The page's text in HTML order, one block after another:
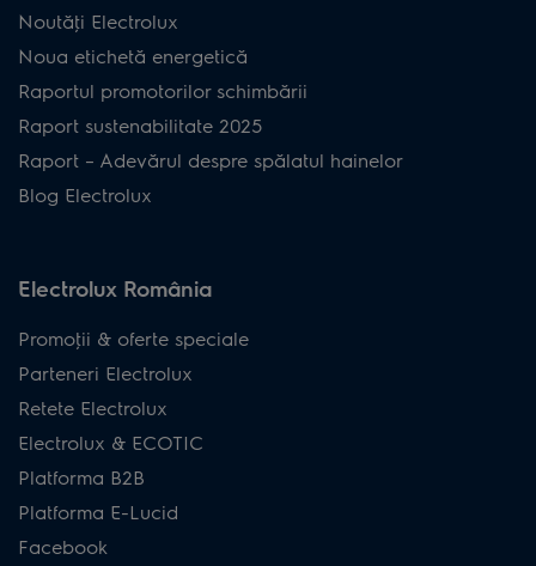
Noutăţi Electrolux
Noua etichetă energetică
Raportul promotorilor schimbării
Raport sustenabilitate 2025
Raport – Adevărul despre spălatul hainelor
Blog Electrolux
Electrolux România
Promoţii & oferte speciale
Parteneri Electrolux
Retete Electrolux
Electrolux & ECOTIC
Platforma B2B
Platforma E-Lucid
Facebook